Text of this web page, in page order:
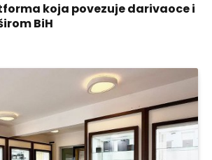
koja povezuje darivaoce i
BiH